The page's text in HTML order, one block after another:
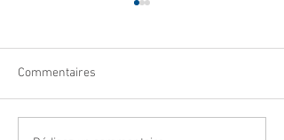
Commentaires